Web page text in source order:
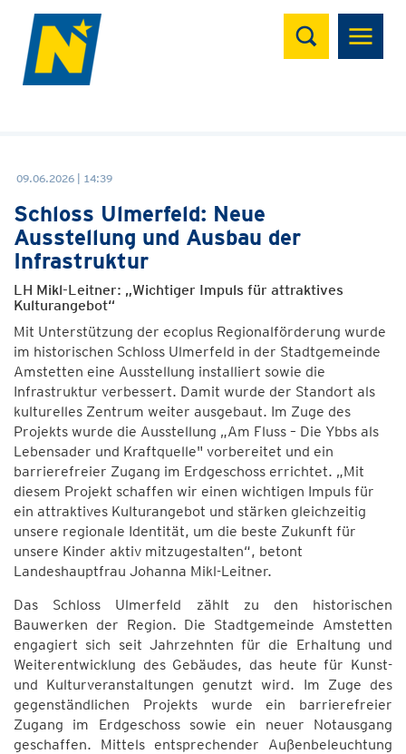
Suchen
09.06.2026 | 14:39
Schloss Ulmerfeld: Neue
Ausstellung und Ausbau der
Infrastruktur
LH Mikl-Leitner: „Wichtiger Impuls für attraktives
Kulturangebot“
Mit Unterstützung der ecoplus Regionalförderung wurde
im historischen Schloss Ulmerfeld in der Stadtgemeinde
Amstetten eine Ausstellung installiert sowie die
Infrastruktur verbessert. Damit wurde der Standort als
kulturelles Zentrum weiter ausgebaut. Im Zuge des
Projekts wurde die Ausstellung „Am Fluss – Die Ybbs als
Lebensader und Kraftquelle" vorbereitet und ein
barrierefreier Zugang im Erdgeschoss errichtet. „Mit
diesem Projekt schaffen wir einen wichtigen Impuls für
ein attraktives Kulturangebot und stärken gleichzeitig
unsere regionale Identität, um die beste Zukunft für
unsere Kinder aktiv mitzugestalten“, betont
Landeshauptfrau Johanna Mikl-Leitner.
Das Schloss Ulmerfeld zählt zu den historischen
Bauwerken der Region. Die Stadtgemeinde Amstetten
engagiert sich seit Jahrzehnten für die Erhaltung und
Weiterentwicklung des Gebäudes, das heute für Kunst-
und Kulturveranstaltungen genutzt wird. Im Zuge des
gegenständlichen Projekts wurde ein barrierefreier
Zugang im Erdgeschoss sowie ein neuer Notausgang
geschaffen. Mittels entsprechender Außenbeleuchtung